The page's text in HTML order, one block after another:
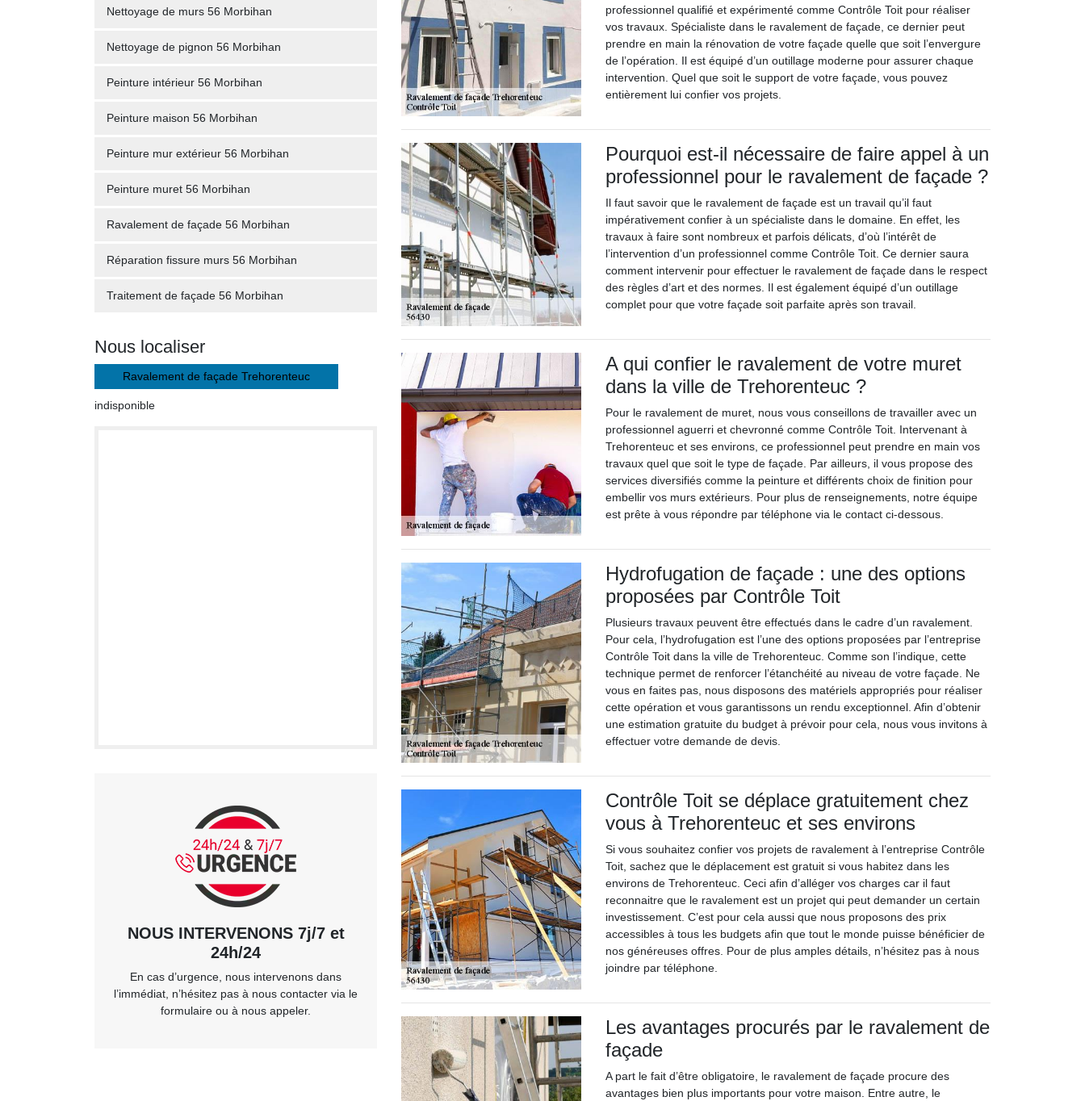
Nettoyage de murs 56 Morbihan
Nettoyage de pignon 56 Morbihan
Peinture intérieur 56 Morbihan
Peinture maison 56 Morbihan
Peinture mur extérieur 56 Morbihan
Peinture muret 56 Morbihan
Ravalement de façade 56 Morbihan
Réparation fissure murs 56 Morbihan
Traitement de façade 56 Morbihan
Nous localiser
Ravalement de façade Trehorenteuc
indisponible
NOUS INTERVENONS 7j/7 et
24h/24
En cas d’urgence, nous intervenons dans
l’immédiat, n’hésitez pas à nous contacter via le
formulaire ou à nous appeler.
professionnel qualifié et expérimenté comme Contrôle Toit pour réaliser
vos travaux. Spécialiste dans le ravalement de façade, ce dernier peut
prendre en main la rénovation de votre façade quelle que soit l’envergure
de l’opération. Il est équipé d’un outillage moderne pour assurer chaque
intervention. Quel que soit le support de votre façade, vous pouvez
entièrement lui confier vos projets.
Pourquoi est-il nécessaire de faire appel à un
professionnel pour le ravalement de façade ?
Il faut savoir que le ravalement de façade est un travail qu’il faut
impérativement confier à un spécialiste dans le domaine. En effet, les
travaux à faire sont nombreux et parfois délicats, d’où l’intérêt de
l’intervention d’un professionnel comme Contrôle Toit. Ce dernier saura
comment intervenir pour effectuer le ravalement de façade dans le respect
des règles d’art et des normes. Il est également équipé d’un outillage
complet pour que votre façade soit parfaite après son travail.
A qui confier le ravalement de votre muret
dans la ville de Trehorenteuc ?
Pour le ravalement de muret, nous vous conseillons de travailler avec un
professionnel aguerri et chevronné comme Contrôle Toit. Intervenant à
Trehorenteuc et ses environs, ce professionnel peut prendre en main vos
travaux quel que soit le type de façade. Par ailleurs, il vous propose des
services diversifiés comme la peinture et différents choix de finition pour
embellir vos murs extérieurs. Pour plus de renseignements, notre équipe
est prête à vous répondre par téléphone via le contact ci-dessous.
Hydrofugation de façade : une des options
proposées par Contrôle Toit
Plusieurs travaux peuvent être effectués dans le cadre d’un ravalement.
Pour cela, l’hydrofugation est l’une des options proposées par l’entreprise
Contrôle Toit dans la ville de Trehorenteuc. Comme son l’indique, cette
technique permet de renforcer l’étanchéité au niveau de votre façade. Ne
vous en faites pas, nous disposons des matériels appropriés pour réaliser
cette opération et vous garantissons un rendu exceptionnel. Afin d’obtenir
une estimation gratuite du budget à prévoir pour cela, nous vous invitons à
effectuer votre demande de devis.
Contrôle Toit se déplace gratuitement chez
vous à Trehorenteuc et ses environs
Si vous souhaitez confier vos projets de ravalement à l’entreprise Contrôle
Toit, sachez que le déplacement est gratuit si vous habitez dans les
environs de Trehorenteuc. Ceci afin d’alléger vos charges car il faut
reconnaitre que le ravalement est un projet qui peut demander un certain
investissement. C’est pour cela aussi que nous proposons des prix
accessibles à tous les budgets afin que tout le monde puisse bénéficier de
nos généreuses offres. Pour de plus amples détails, n’hésitez pas à nous
joindre par téléphone.
Les avantages procurés par le ravalement de
façade
A part le fait d’être obligatoire, le ravalement de façade procure des
avantages bien plus importants pour votre maison. Entre autre, le